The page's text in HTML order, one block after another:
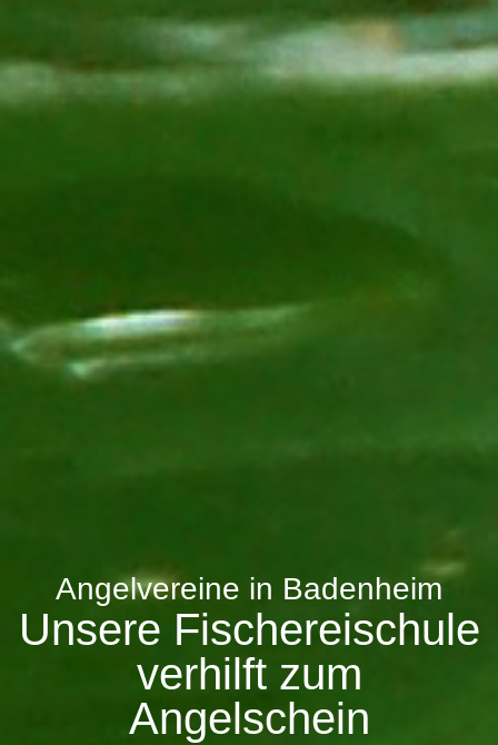
Angelvereine in Badenheim
Unsere Fischereischule
verhilft zum
Angelschein